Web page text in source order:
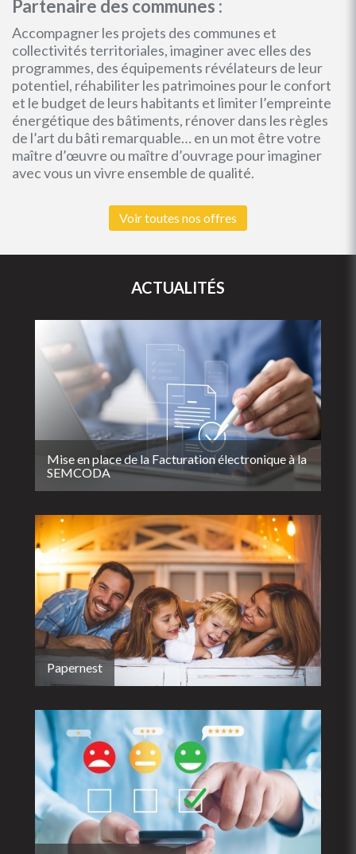
Partenaire des communes :
Accompagner les projets des communes et
collectivités territoriales, imaginer avec elles des
programmes, des équipements révélateurs de leur
potentiel, réhabiliter les patrimoines pour le confort
et le budget de leurs habitants et limiter l’empreinte
énergétique des bâtiments, rénover dans les règles
de l’art du bâti remarquable… en un mot être votre
maître d’œuvre ou maître d’ouvrage pour imaginer
avec vous un vivre ensemble de qualité.
Voir toutes nos offres
ACTUALITÉS
Mise en place de la Facturation électronique à la
SEMCODA
Papernest